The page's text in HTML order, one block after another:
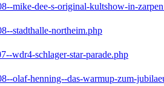
mike-dee-s-original-kultshow-in-
stadthalle-northeim.php
wdr4-schlager-star-parade.php
olaf-henning--das-warmup-zum-